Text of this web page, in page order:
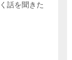
話を聞きた